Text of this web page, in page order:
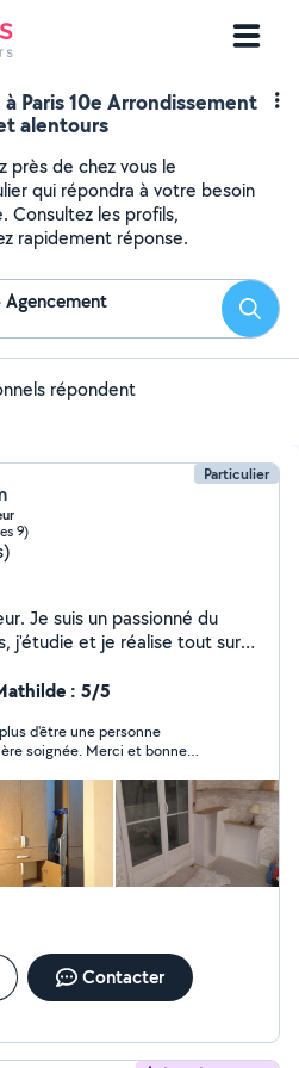
Paris 10e Arrondissement
alentours
près de chez vous le
qui répondra à votre besoin
Consultez les profils,
rapidement réponse.
Agencement
répondent
Particulier
9)
Je suis un passionné du
: 5/5
d'être une personne
soignée. Merci et bonne
Contacter